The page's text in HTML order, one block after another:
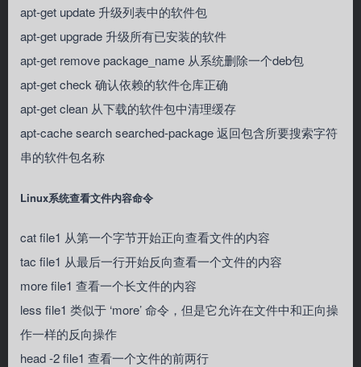
apt-get update 升级列表中的软件包
apt-get upgrade 升级所有已安装的软件
apt-get remove package_name 从系统删除一个deb包
apt-get check 确认依赖的软件仓库正确
apt-get clean 从下载的软件包中清理缓存
apt-cache search searched-package 返回包含所要搜索字符
串的软件包名称
Linux系统查看文件内容命令
cat file1 从第一个字节开始正向查看文件的内容
tac file1 从最后一行开始反向查看一个文件的内容
more file1 查看一个长文件的内容
less file1 类似于 ‘more’ 命令，但是它允许在文件中和正向操
作一样的反向操作
head -2 file1 查看一个文件的前两行